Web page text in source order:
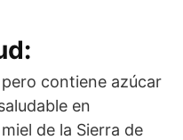
contiene azúcar
en
de la Sierra de